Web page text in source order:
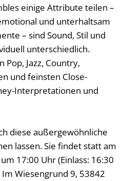
einige Attribute teilen –
und unterhaltsam
– sind Sound, Stil und
unterschiedlich.
Jazz, Country,
und feinsten Close-
Interpretationen und
diese außergewöhnliche
lassen. Sie findet statt am
17:00 Uhr (Einlass: 16:30
Wiesengrund 9, 53842